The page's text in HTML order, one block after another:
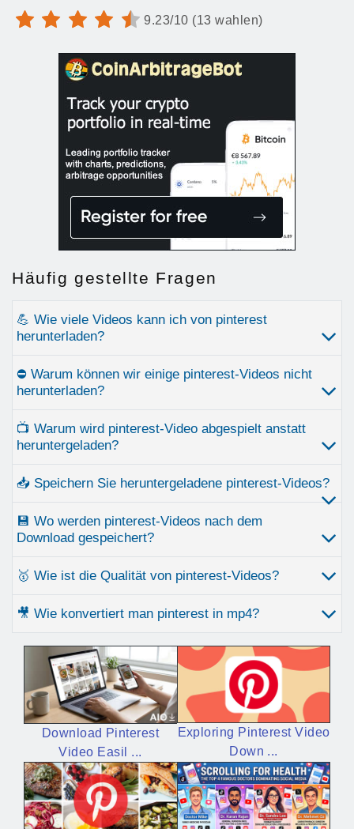
9.23/10 (13 wahlen)
Häufig gestellte Fragen
💪 Wie viele Videos kann ich von pinterest
herunterladen?
⛔ Warum können wir einige pinterest-Videos nicht
herunterladen?
📺 Warum wird pinterest-Video abgespielt anstatt
heruntergeladen?
📥 Speichern Sie heruntergeladene pinterest-Videos?
💾 Wo werden pinterest-Videos nach dem
Download gespeichert?
🥇 Wie ist die Qualität von pinterest-Videos?
🎥 Wie konvertiert man pinterest in mp4?
Download Pinterest
Video Easil ...
Exploring Pinterest Video
Down ...